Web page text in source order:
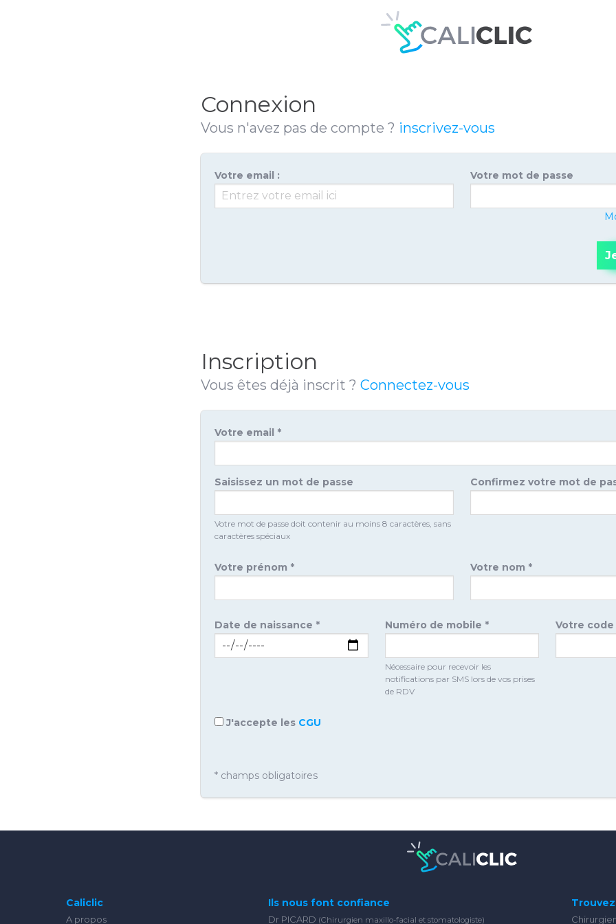
Connexion
Vous n'avez pas de compte ? inscrivez-vous
Votre email : Votre mot de passe
Inscription
Vous êtes déjà inscrit ? Connectez-vous
Votre email *
Saisissez un mot de passe
Votre mot de passe doit contenir au moins 8 caractères, sans
caractères spéciaux
Confirmez votre mot de
Votre prénom * Votre nom *
Date de naissance * Numéro de mobile *
Nécessaire pour recevoir les
notifications par SMS lors de vos prises
de RDV
Votre
J'accepte les CGU
* champs obligatoires
Caliclic
A propos
Ils nous font confiance
Dr PICARD (Chirurgien maxillo-facial et stomatologiste)